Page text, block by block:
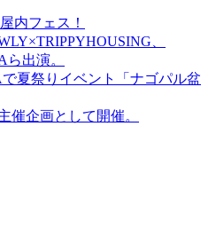
内フェス！
、
出演。
夏祭りイベント「ナゴパル盆
催企画として開催。